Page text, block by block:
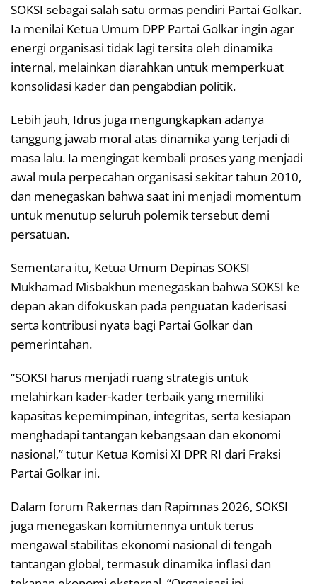
SOKSI sebagai salah satu ormas pendiri Partai Golkar.
Ia menilai Ketua Umum DPP Partai Golkar ingin agar
energi organisasi tidak lagi tersita oleh dinamika
internal, melainkan diarahkan untuk memperkuat
konsolidasi kader dan pengabdian politik.
Lebih jauh, Idrus juga mengungkapkan adanya
tanggung jawab moral atas dinamika yang terjadi di
masa lalu. Ia mengingat kembali proses yang menjadi
awal mula perpecahan organisasi sekitar tahun 2010,
dan menegaskan bahwa saat ini menjadi momentum
untuk menutup seluruh polemik tersebut demi
persatuan.
Sementara itu, Ketua Umum Depinas SOKSI
Mukhamad Misbakhun menegaskan bahwa SOKSI ke
depan akan difokuskan pada penguatan kaderisasi
serta kontribusi nyata bagi Partai Golkar dan
pemerintahan.
“SOKSI harus menjadi ruang strategis untuk
melahirkan kader-kader terbaik yang memiliki
kapasitas kepemimpinan, integritas, serta kesiapan
menghadapi tantangan kebangsaan dan ekonomi
nasional,” tutur Ketua Komisi XI DPR RI dari Fraksi
Partai Golkar ini.
Dalam forum Rakernas dan Rapimnas 2026, SOKSI
juga menegaskan komitmennya untuk terus
mengawal stabilitas ekonomi nasional di tengah
tantangan global, termasuk dinamika inflasi dan